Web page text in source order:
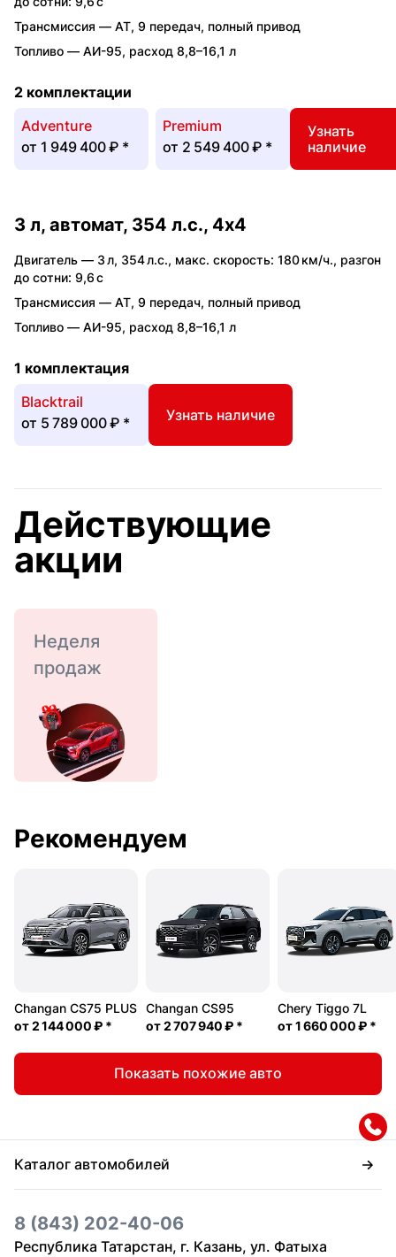
Трансмиссия — AT, 9 передач, полный привод
Топливо — АИ-95, расход 8,8–16,1 л
2 комплектации
Adventure
от 1 949 400 ₽ *
Premium
от 2 549 400 ₽ *
Узнать
наличие
3 л, автомат, 354 л.с., 4x4
Двигатель — 3 л, 354 л.с., макс. скорость: 180 км/ч., разгон
до сотни: 9,6 с
Трансмиссия — AT, 9 передач, полный привод
Топливо — АИ-95, расход 8,8–16,1 л
1 комплектация
Blacktrail
от 5 789 000 ₽ * Узнать наличие
Действующие
акции
Неделя
продаж
Рекомендуем
Changan CS75 PLUS
от2 144 000 ₽ *
Changan CS95
от2 707 940 ₽ *
Chery Tiggo 7L
от1 660 000 ₽ *
Показать похожие авто
Каталог автомобилей
8 (843) 202-40-06
Республика Татарстан, г. Казань, ул. Фатыха